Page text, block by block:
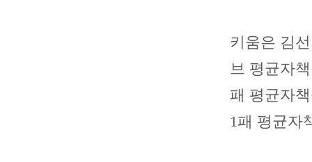
키움은 김
브 평균자
패 평균자
1패 평균자